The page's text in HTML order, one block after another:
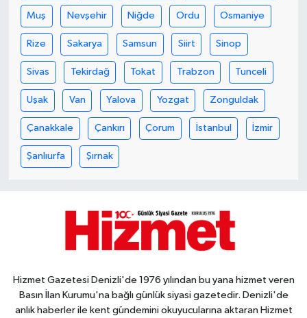
Muş Nevşehir Niğde Ordu Osmaniye
Rize Sakarya Samsun Siirt Sinop
Sivas Tekirdağ Tokat Trabzon Tunceli
Uşak Van Yalova Yozgat Zonguldak
Çanakkale Çankırı Çorum İstanbul İzmir
Şanlıurfa Şırnak
Hizmet Gazetesi Denizli'de 1976 yılından bu yana hizmet veren
Basın İlan Kurumu'na bağlı günlük siyasi gazetedir. Denizli'de
anlık haberler ile kent gündemini okuyucularına aktaran Hizmet